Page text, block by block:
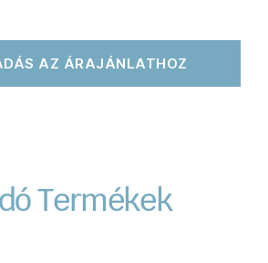
AZ ÁRAJÁNLATHOZ
Termékek